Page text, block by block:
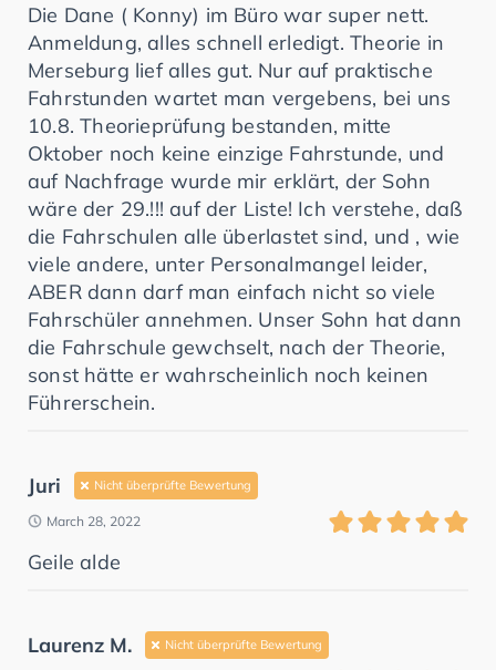
Die Dane ( Konny) im Büro war super nett.
Anmeldung, alles schnell erledigt. Theorie in
Merseburg lief alles gut. Nur auf praktische
Fahrstunden wartet man vergebens, bei uns
10.8. Theorieprüfung bestanden, mitte
Oktober noch keine einzige Fahrstunde, und
auf Nachfrage wurde mir erklärt, der Sohn
wäre der 29.!!! auf der Liste! Ich verstehe, daß
die Fahrschulen alle überlastet sind, und , wie
viele andere, unter Personalmangel leider,
ABER dann darf man einfach nicht so viele
Fahrschüler annehmen. Unser Sohn hat dann
die Fahrschule gewchselt, nach der Theorie,
sonst hätte er wahrscheinlich noch keinen
Führerschein.
Juri Nicht überprüfte Bewertung
March 28, 2022
Geile alde
Laurenz M. Nicht überprüfte Bewertung